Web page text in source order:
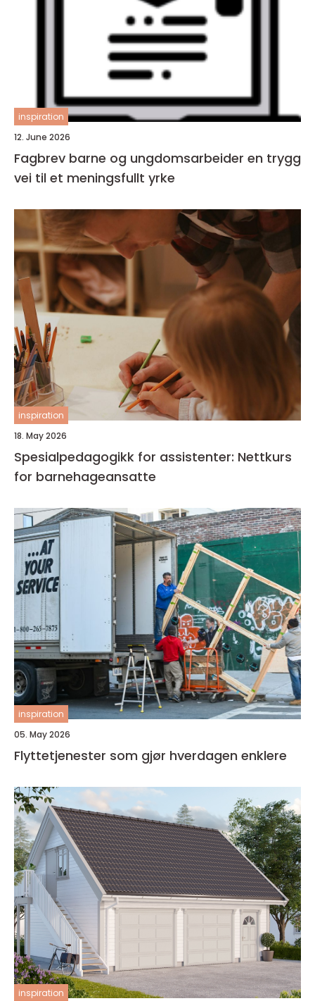
inspiration
12. June 2026
Fagbrev barne og ungdomsarbeider en trygg
vei til et meningsfullt yrke
inspiration
18. May 2026
Spesialpedagogikk for assistenter: Nettkurs
for barnehageansatte
inspiration
05. May 2026
Flyttetjenester som gjør hverdagen enklere
inspiration